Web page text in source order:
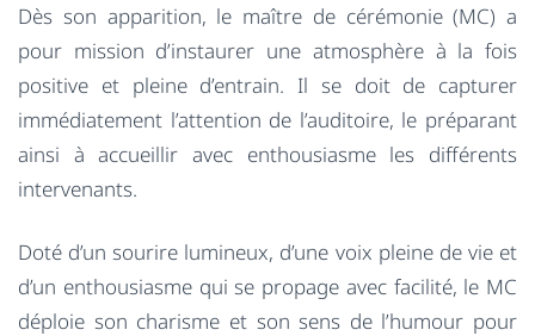
Dès son apparition, le maître de cérémonie (MC) a
pour mission d’instaurer une atmosphère à la fois
positive et pleine d’entrain. Il se doit de capturer
immédiatement l’attention de l’auditoire, le préparant
ainsi à accueillir avec enthousiasme les différents
intervenants.
Doté d’un sourire lumineux, d’une voix pleine de vie et
d’un enthousiasme qui se propage avec facilité, le MC
déploie son charisme et son sens de l’humour pour